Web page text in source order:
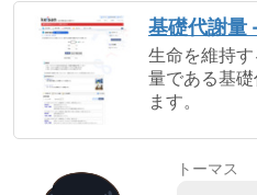
基礎代謝量
生命を維持
量である基
ます。
トーマス